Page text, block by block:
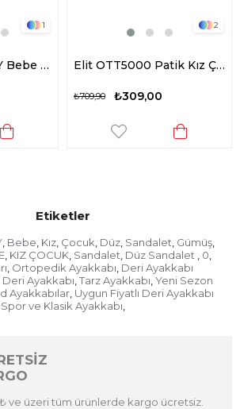
1
Elit ŞA-B-036-25Y Bebe Kız Çocuk Düz Sandalet Pembe
2
Elit OTT5000 Patik Kız Çocuk Düz Sandalet Pembe
₺309,00
₺709,90
Etiketler
, Bebe Kız, Çocuk Düz, Sandalet Gümüş,
KIZ ÇOCUK Sandalet Düz Sandalet 0
Ortopedik Ayakkabı Deri Ayakkabı
Ayakkabı Tarz Ayakkabı Yeni Sezon
Ayakkabılar, Uygun Fiyatlı Deri Ayakkabı
Spor ve Klasik Ayakkabı
ve üzeri tüm ürünlerde kargo ücretsiz.